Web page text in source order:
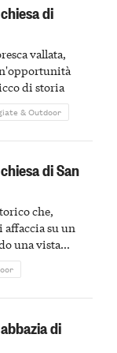
di
vallata,
di storia
& Outdoor
di San
che,
su un
una vista
di